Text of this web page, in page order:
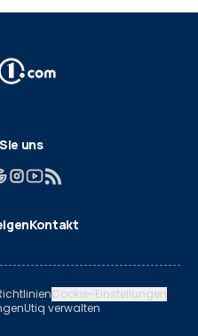
uns
Kontakt
Cookie-Einstellungen
Utiq verwalten